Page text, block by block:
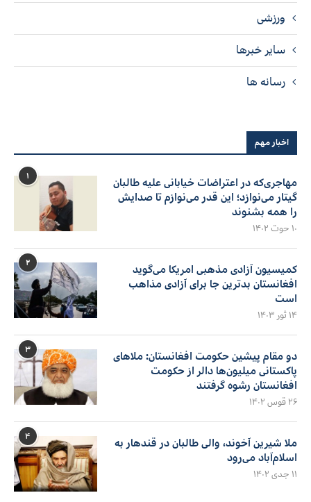
ورزشی
سایر خبرها
رسانه ها
اخبار مهم
۱
مهاجری‌که در اعتراضات خیابانی علیه طالبان
گیتار می‌نوازد؛ این قدر می‌نوازم تا صدایش
را همه بشنوند
۱۰ حوت ۱۴۰۲
۲
کمیسیون آزادی مذهبی امریکا می‌گوید
افغانستان بدترین جا برای آزادی مذاهب
است
۱۴ ثور ۱۴۰۳
۳
دو مقام پیشین حکومت افغانستان: ملاهای
پاکستانی میلیون‌ها دالر از حکومت
افغانستان رشوه گرفتند
۲۶ قوس ۱۴۰۲
۴
ملا شیرین آخوند، والی طالبان در قندهار به
اسلام‌آباد می‌رود
۱۱ جدی ۱۴۰۲